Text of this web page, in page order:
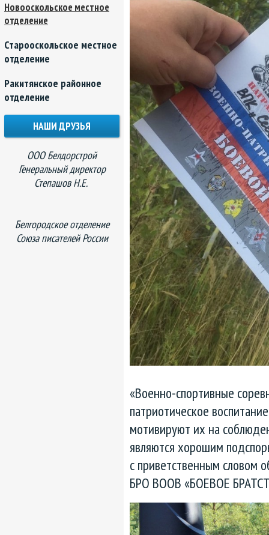
«Военно-спортивные
патриотическое
мотивируют их на
являются хорошим
с приветственным словом
БРО ВООВ «БОЕВОЕ
Новооскольское местное
отделение
Старооскольское местное
отделение
Ракитянское районное
отделение
НАШИ ДРУЗЬЯ
ООО Белдорстрой
Генеральный директор
Степашов Н.Е.
Белгородское отделение
Союза писателей России